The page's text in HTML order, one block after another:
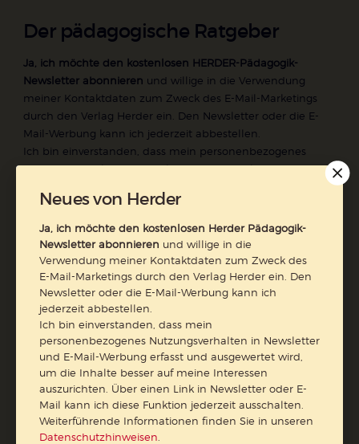
Der pädagogische Ratgeber
Ja, ich möchte den kostenlosen HERDER-Pädagogik-
Newsletter abonnieren und willige in die Verwendung
meiner Kontaktdaten zum Zweck des E-Mail-Marketings
durch den Verlag Herder ein. Den Newsletter oder die E-
Mail-Werbung kann ich jederzeit abbestellen.
Ich bin einverstanden, dass mein personenbezogenes
Nutzungsverhalten in Newsletter und E-Mail-Werbung
meine Interessen auszurichten. Über einen Link in
Newsletter oder E-Mail kann ich diese Funktion jederzeit
ausschalten.
Weiterführende Informationen finden Sie in unseren
Datenschutzhinweisen.
E-Mail
Jetzt anmelden
Neues von Herder
Ja, ich möchte den kostenlosen Herder Pädagogik-
Newsletter abonnieren und willige in die
Verwendung meiner Kontaktdaten zum Zweck des
E-Mail-Marketings durch den Verlag Herder ein. Den
Newsletter oder die E-Mail-Werbung kann ich
jederzeit abbestellen.
Ich bin einverstanden, dass mein
personenbezogenes Nutzungsverhalten in Newsletter
und E-Mail-Werbung erfasst und ausgewertet wird,
um die Inhalte besser auf meine Interessen
auszurichten. Über einen Link in Newsletter oder E-
Mail kann ich diese Funktion jederzeit ausschalten.
Weiterführende Informationen finden Sie in unseren
Datenschutzhinweisen